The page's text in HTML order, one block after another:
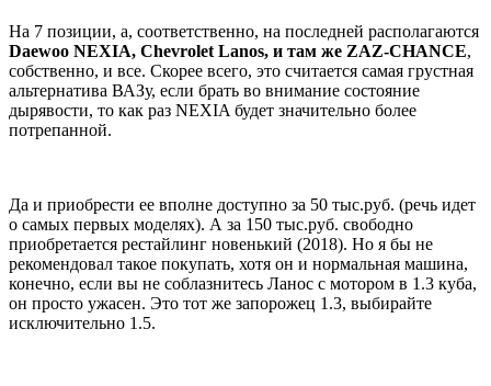
На 7 позиции, а, соответственно, на последней располагаются
Daewoo NEXIA, Chevrolet Lanos, и там же ZAZ-CHANCE,
собственно, и все. Скорее всего, это считается самая грустная
альтернатива ВАЗу, если брать во внимание состояние
дырявости, то как раз NEXIA будет значительно более
потрепанной.
Да и приобрести ее вполне доступно за 50 тыс.руб. (речь идет
о самых первых моделях). А за 150 тыс.руб. свободно
приобретается рестайлинг новенький (2018). Но я бы не
рекомендовал такое покупать, хотя он и нормальная машина,
конечно, если вы не соблазнитесь Ланос с мотором в 1.3 куба,
он просто ужасен. Это тот же запорожец 1.3, выбирайте
исключительно 1.5.